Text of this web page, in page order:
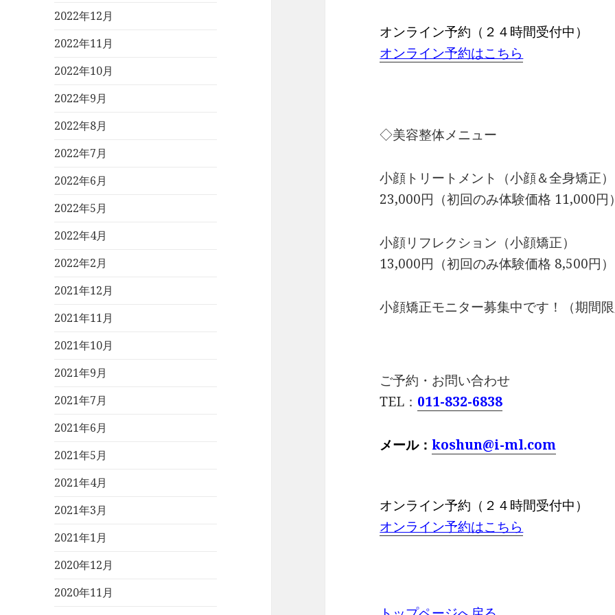
2022年12月
2022年11月
2022年10月
2022年9月
2022年8月
2022年7月
2022年6月
2022年5月
2022年4月
2022年2月
2021年12月
2021年11月
2021年10月
2021年9月
2021年7月
2021年6月
2021年5月
2021年4月
2021年3月
2021年1月
2020年12月
2020年11月
オンライン予約（２４時間受付中）
オンライン予約はこちら
◇美容整体メニュー
小顔トリートメント（小顔＆全身矯正）
23,000円（初回のみ体験価格 11,000円
小顔リフレクション（小顔矯正）
13,000円（初回のみ体験価格 8,500円）
小顔矯正モニター募集中です！（期間
ご予約・お問い合わせ
TEL： 011-832-6838
メール： koshun@i-ml.com
オンライン予約（２４時間受付中）
オンライン予約はこちら